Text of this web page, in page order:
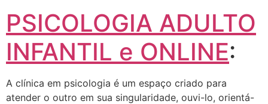
PSICOLOGIA ADULTO
INFANTIL e ONLINE:
A clínica em psicologia é um espaço criado para
atender o outro em sua singularidade, ouvi-lo, orientá-